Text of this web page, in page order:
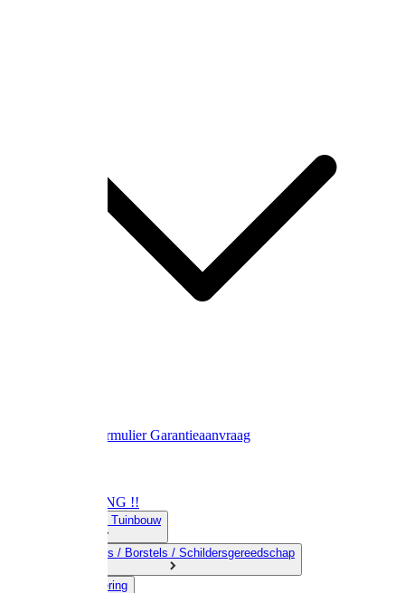
RetourformulierGarantieaanvraag
OPRUIMING !!
01) Land-& Tuinbouw
02) Bezems / Borstels / Schildersgereedschap
03) Afrastering